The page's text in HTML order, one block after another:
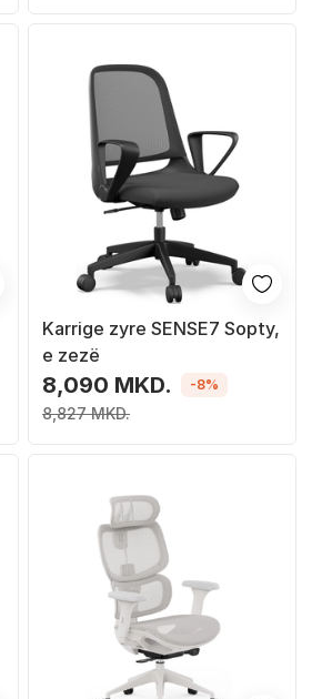
Karrige zyre SENSE7 Sopty,
e zezë
8,090 MKD.
8,827 MKD.
-8%